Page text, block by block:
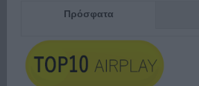
Πρόσφατα